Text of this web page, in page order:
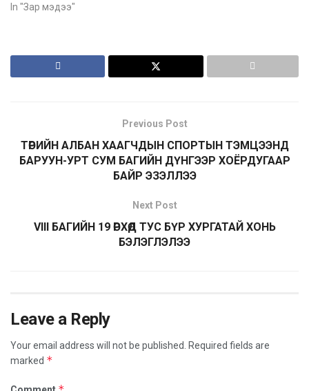
In "Зар мэдээ"
Previous Post
ТӨРИЙН АЛБАН ХААГЧДЫН СПОРТЫН ТЭМЦЭЭНД
БАРУУН-УРТ СУМ БАГИЙН ДҮНГЭЭР ХОЁРДУГААР
БАЙР ЭЗЭЛЛЭЭ
Next Post
VIII БАГИЙН 19 ӨРХӨД ТУС БҮР ХУРГАТАЙ ХОНЬ
БЭЛЭГЛЭЛЭЭ
Leave a Reply
Your email address will not be published. Required fields are
marked *